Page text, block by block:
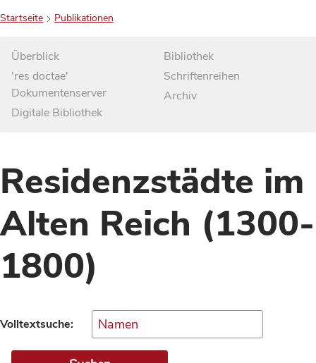
Startseite Publikationen
Überblick
'res doctae'
Dokumentenserver
Digitale Bibliothek
Bibliothek
Schriftenreihen
Archiv
Residenzstädte im
Alten Reich (1300-
1800)
Volltextsuche: